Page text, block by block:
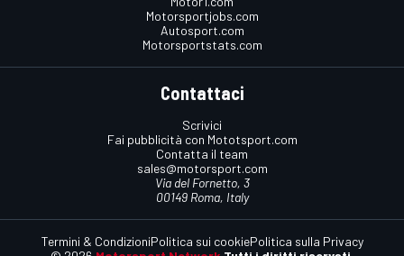
Motorsportjobs.com
Autosport.com
Motorsportstats.com
Contattaci
Scrivici
Fai pubblicità con Mototsport.com
Contatta il team
sales@motorsport.com
Via del Fornetto, 3
00149 Roma, Italy
Termini & CondizioniPolitica sui cookiePolitica sulla Privacy